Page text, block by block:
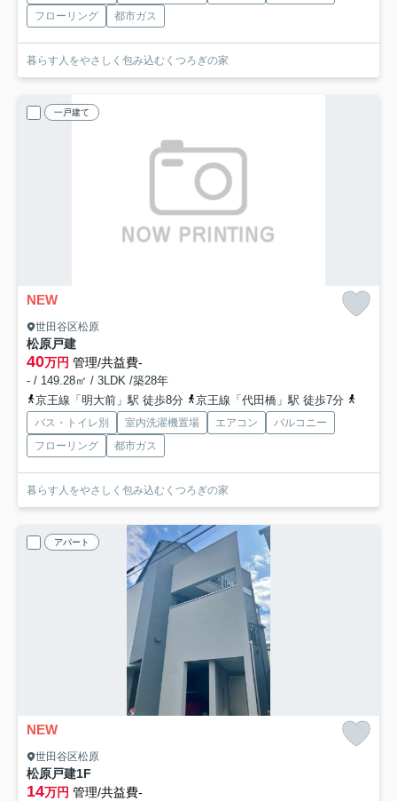
フローリング
都市ガス
暮らす人をやさしく包み込むくつろぎの家
一戸建て
NEW
世田谷区松原
松原戸建
40万円 管理/共益費-
- / 149.28㎡ / 3LDK /築28年
京王線「明大前」駅 徒歩8分
京王線「代田橋」駅 徒歩7分
バス・トイレ別 室内洗濯機置場 エアコン
バルコニー
フローリング
都市ガス
暮らす人をやさしく包み込むくつろぎの家
アパート
NEW
世田谷区松原
松原戸建1F
14万円 管理/共益費-